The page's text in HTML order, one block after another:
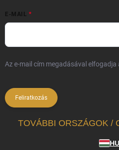
E-MAIL
Az e-mail cím megadásával elfogadja
Feliratkozás
TOVÁBBI ORSZÁGOK /
HU